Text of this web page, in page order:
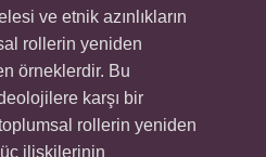
ve etnik azınlıkların
rollerin yeniden
örneklerdir. Bu
karşı bir
rollerin yeniden
ilişkilerinin